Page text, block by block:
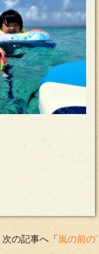
の記事へ「 嵐の前の